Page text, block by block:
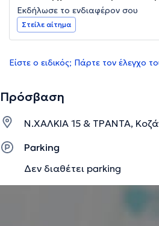
Εκδήλωσε το ενδιαφέρον σου
Στείλε αίτημα
Είστε ο ειδικός; Πάρτε τον έλεγχο
Πρόσβαση
Ν.ΧΑΛΚΙΑ 15 & ΤΡΑΝΤΑ,
Parking
Δεν διαθέτει parking